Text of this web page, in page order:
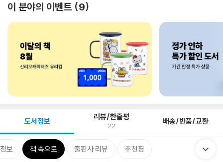
이 분야의 이벤트 9
도서정보 리뷰/한줄평
22 배송/반품/교환
보 책 속으로 출판사 리뷰 추천평